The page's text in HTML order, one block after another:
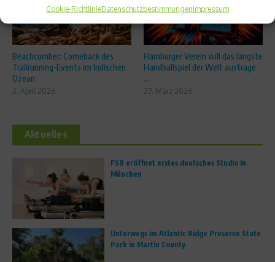
Cookie-RichtlinieDatenschutzbestimmungenImpressum
Beachcomber: Comeback des
Trailrunning-Events im Indischen
Ozean
2. April 2026
Hamburger Verein will das längste
Handballspiel der Welt austrage
...
27. März 2026
Aktuelles
FS8 eröffnet erstes deutsches Studio in
München
Unterwegs im Atlantic Ridge Preserve State
Park in Martin County